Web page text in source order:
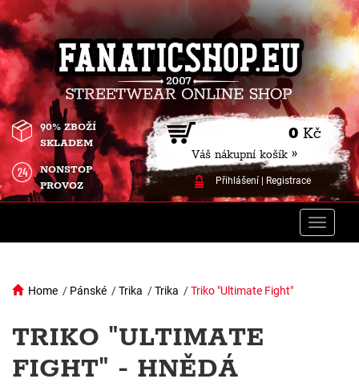
0 Kč
Váš nákupní košík »
Přihlášení| Registrace
90% ZBOŽÍ
SKLADEM
NONSTOP
PROVOZ
Toggle
Home / Pánské /Trika /Trika /Triko "Ultimate Fight"
TRIKO "ULTIMATE
FIGHT" - HNĚDÁ